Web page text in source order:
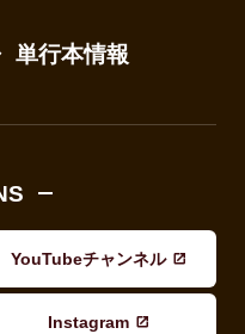
単行本情報
YouTubeチャンネル
Instagram